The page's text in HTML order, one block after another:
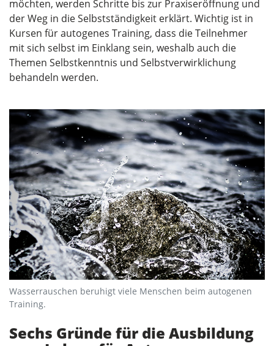
möchten, werden Schritte bis zur Praxiseröffnung und
der Weg in die Selbstständigkeit erklärt. Wichtig ist in
Kursen für autogenes Training, dass die Teilnehmer
mit sich selbst im Einklang sein, weshalb auch die
Themen Selbstkenntnis und Selbstverwirklichung
behandeln werden.
Wasserrauschen beruhigt viele Menschen beim autogenen
Training.
Sechs Gründe für die Ausbildung